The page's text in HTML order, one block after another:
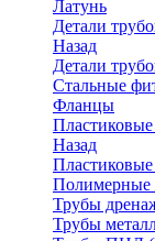
Латунь
Детали
Назад
Детали
Стальные
Фланцы
Назад
Полимерные
Трубы
Трубы